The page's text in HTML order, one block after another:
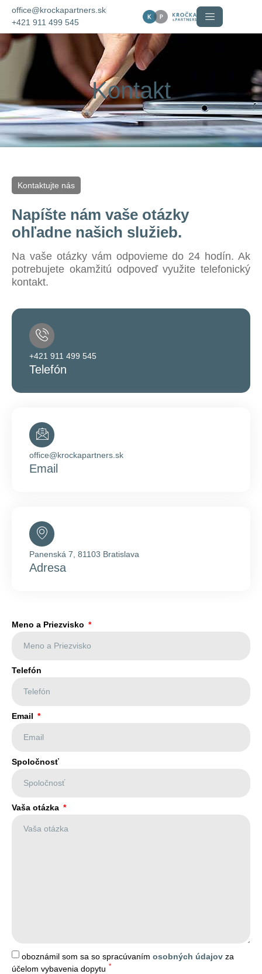
office@krockapartners.sk
+421 911 499 545
Kontakt
Kontaktujte nás
Napíšte nám vaše otázky
ohľadne našich služieb.
Na vaše otázky vám odpovieme do 24 hodín. Ak
potrebujete okamžitú odpoveď využite telefonický
kontakt.
+421 911 499 545
Telefón
office@krockapartners.sk
Email
Panenská 7, 81103 Bratislava
Adresa
Meno a Priezvisko
Telefón
Email
Spoločnosť
Vaša otázka
oboznámil som sa so spracúvaním osobných údajov za
účelom vybavenia dopytu *